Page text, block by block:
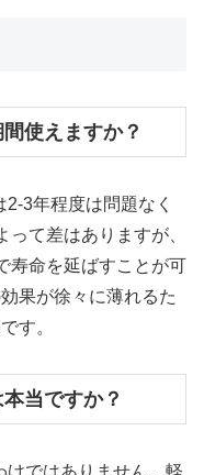
使えますか？
3年程度は問題なく
て差はありますが、
寿命を延ばすことが可
果が徐々に薄れるた
す。
当ですか？